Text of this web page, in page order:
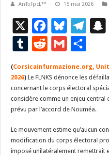
AnToFpcL™ 15 mai 2026
X
F
ac
e
b
o
o
Bl
u
es
ky
T
gr
a
m
T
u
m
bl
r
R
d
di
t
G
ai
l
ta
g
er
(Corsicainfurmazione.org,
2026)Le FLNKS dénonce les
concernant le corps électoral
considère comme un enjeu
prévu par l’accord de Nouméa.
Le mouvement estime qu’aucun
modification du corps électoral
imposé unilatéralement remettrait